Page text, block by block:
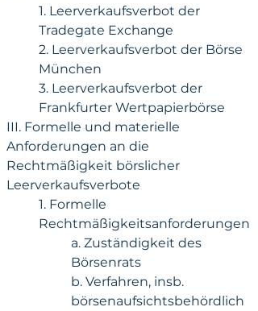
1. Leerverkaufsverbot der
Tradegate Exchange
2. Leerverkaufsverbot der Börse
München
3. Leerverkaufsverbot der
Frankfurter Wertpapierbörse
III. Formelle und materielle
Anforderungen an die
Rechtmäßigkeit börslicher
Leerverkaufsverbote
1. Formelle
Rechtmäßigkeitsanforderungen
a. Zuständigkeit des
Börsenrats
b. Verfahren, insb.
börsenaufsichtsbehördlich